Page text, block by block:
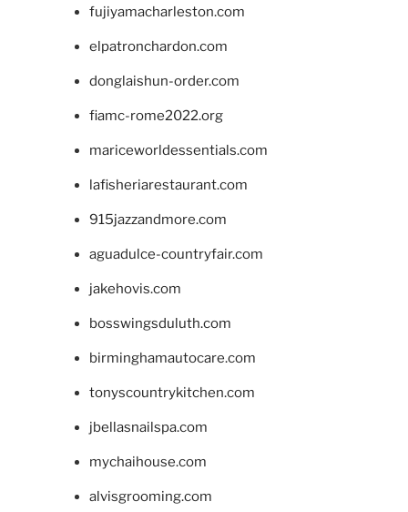
fujiyamacharleston.com
elpatronchardon.com
donglaishun-order.com
fiamc-rome2022.org
mariceworldessentials.com
lafisheriarestaurant.com
915jazzandmore.com
aguadulce-countryfair.com
jakehovis.com
bosswingsduluth.com
birminghamautocare.com
tonyscountrykitchen.com
jbellasnailspa.com
mychaihouse.com
alvisgrooming.com